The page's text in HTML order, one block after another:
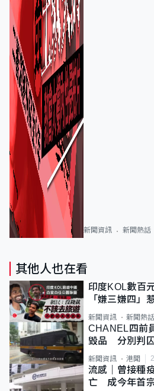
新聞資訊 新聞熱話
其他人也在看
印度KOL數百
「嫌三嫌四
質旅客
新聞資訊 新聞熱話
CHANEL四前
毀品 分別判
新聞資訊 港聞
流感｜曾接種
亡 成今年首